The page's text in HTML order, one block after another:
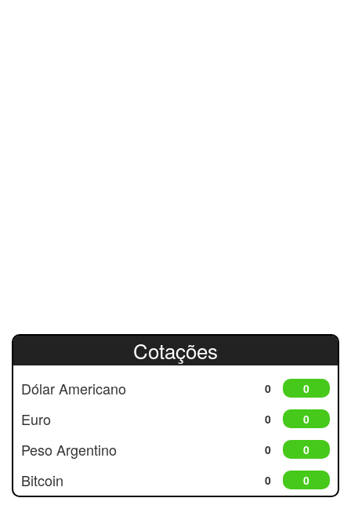
Cotações
Dólar Americano 0 0
Euro 0 0
Peso Argentino 0 0
Bitcoin 0 0